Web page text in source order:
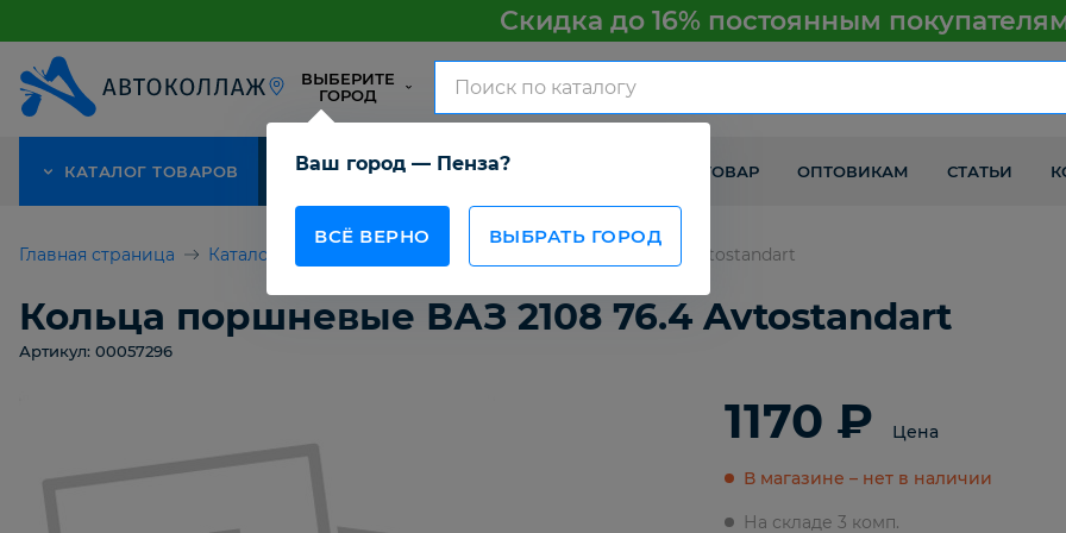
Скидка до 16% постоянным
ВЫБЕРИТЕ
ГОРОД
Ваш город — Пенза?
ВСЁ ВЕРНО ВЫБРАТЬ ГОРОД
КАТАЛОГ ТОВАРОВ АКЦИЯ О КОМПАНИИ КАК ПОЛУЧИТЬ ТОВАР ОПТОВИКАМ СТАТЬИ
Главная страница Каталог товаров Кольца поршневые ВАЗ 2108 76.4 Avtostandart
Кольца поршневые ВАЗ 2108 76.4 Avtostandart
Артикул: 00057296
1170 ₽ Цена
В магазине – нет в наличии
На складе 3 комп.